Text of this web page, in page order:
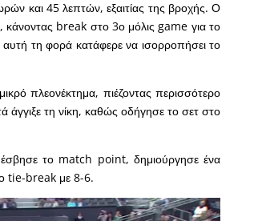
και 45 λεπτών, εξαιτίας της βροχής. Ο
κάνοντας break στο 3ο μόλις game για το
τη φορά κατάφερε να ισορροπήσει το
πλεονέκτημα, πιέζοντας περισσότερο
τη νίκη, καθώς οδήγησε το σετ στο
το match point, δημιούργησε ένα
tie-break με 8-6.